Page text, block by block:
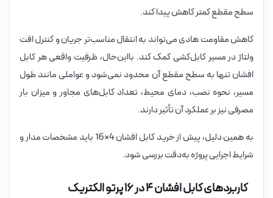
سطح مقطع کمتر کاهش پیدا کند.
کاهش مقاومت هادی می‌تواند به انتقال مناسب‌تر جریان و کنترل افت
ولتاژ در مسیر کابل‌کشی کمک کند. بااین‌حال، ظرفیت واقعی هر کابل
افشان تنها به سطح مقطع آن محدود نمی‌شود و عواملی مانند طول
مسیر، نحوه نصب، دمای محیط، تعداد کابل‌های مجاور و میزان بار
مصرفی نیز بر عملکرد آن تأثیر دارند.
به همین دلیل، پیش از خرید کابل افشان 4×16 باید مشخصات مدار و
شرایط اجرایی پروژه به‌دقت بررسی شود.
کاربردهای کابل افشان ۴ در ۱۶ پرتو الکتریک